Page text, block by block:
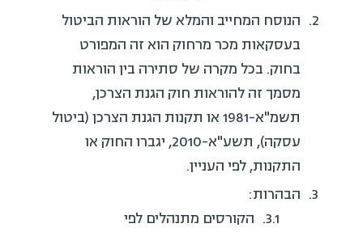
הנוסח המחייב והמלא של הוראות הביטול
בעסקאות מכר מרחוק הוא זה המפורט
בחוק. בכל מקרה של סתירה בין הוראות
מסמך זה להוראות חוק הגנת הצרכן,
תשמ"א-1981 או תקנות הגנת הצרכן (ביטול
עסקה), תשע"א-2010, יגברו החוק או
התקנות, לפי העניין.
הבהרות:
הקורסים מתנהלים לפי